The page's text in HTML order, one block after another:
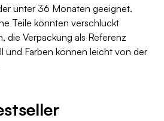
unter 36 Monaten geeignet.
Teile könnten verschluckt
die Verpackung als Referenz
und Farben können leicht von der